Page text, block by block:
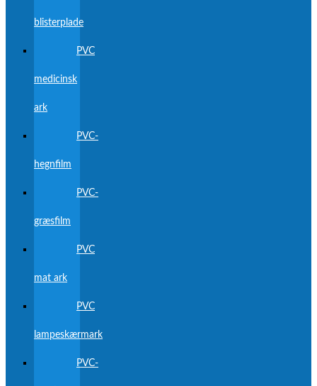
blisterplade
PVC
medicinsk
ark
PVC-
hegnfilm
PVC-
græsfilm
PVC
mat ark
PVC
lampeskærmark
PVC-